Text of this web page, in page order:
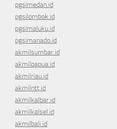
pgsimedan.id
pgsilombok.id
pgsimaluku.id
pgsimanado.id
akmilsumbar.id
akmilpapua.id
akmilriau.id
akmilntt.id
akmilkalbar.id
akmilkalsel.id
akmilbali.id